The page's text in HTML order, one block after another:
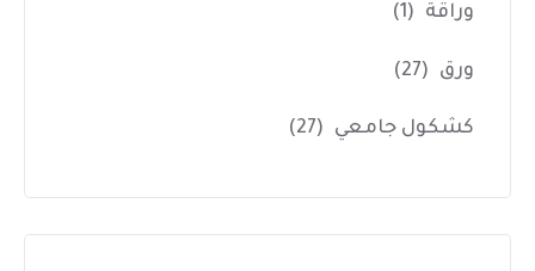
وراقة (1)
ورق (27)
كشكول جامعي (27)